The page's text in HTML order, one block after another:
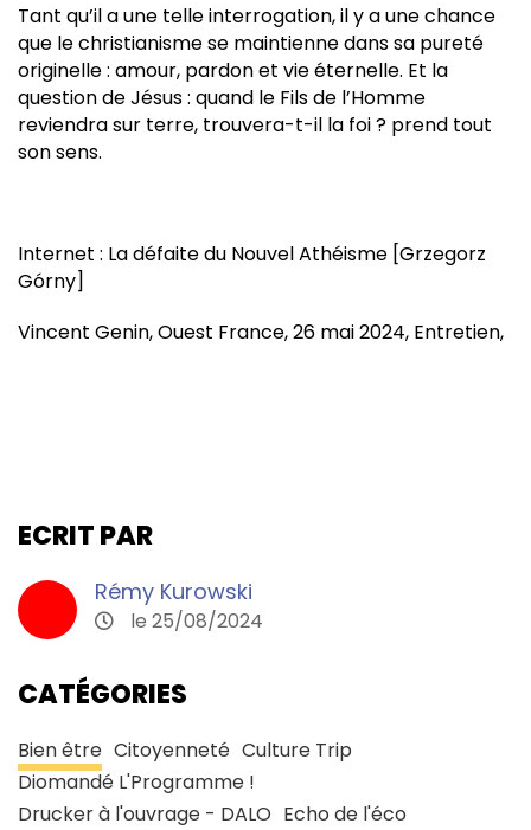
Tant qu’il a une telle interrogation, il y a une chance
que le christianisme se maintienne dans sa pureté
originelle : amour, pardon et vie éternelle. Et la
question de Jésus : quand le Fils de l’Homme
reviendra sur terre, trouvera-t-il la foi ? prend tout
son sens.
Internet : La défaite du Nouvel Athéisme [Grzegorz
Górny]
Vincent Genin, Ouest France, 26 mai 2024, Entretien,
ECRIT PAR
Rémy Kurowski
le 25/08/2024
CATÉGORIES
Bien être Citoyenneté Culture Trip
Diomandé L'Programme !
Drucker à l'ouvrage - DALO Echo de l'éco